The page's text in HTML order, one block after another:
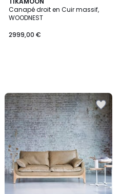
Canapé droit en Cuir massif,
WOODNEST
2999,00 €